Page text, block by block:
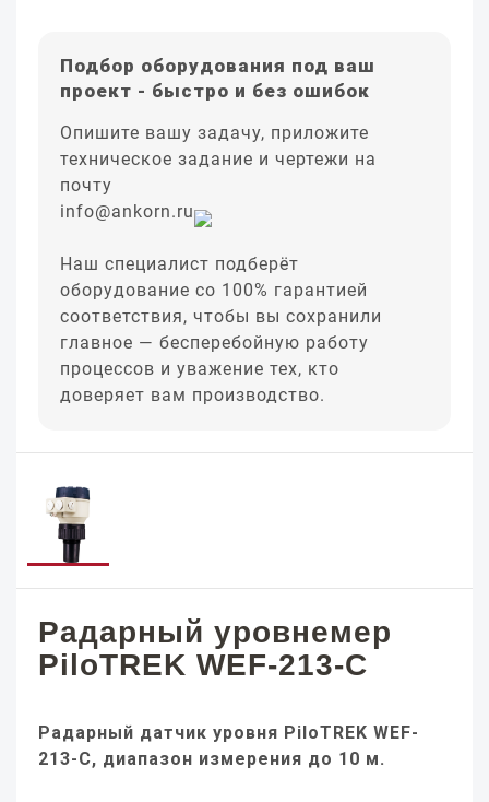
Подбор оборудования под ваш
проект - быстро и без ошибок
Опишите вашу задачу, приложите
техническое задание и чертежи на
почту
info@ankorn.ru
Наш специалист подберёт
оборудование со 100% гарантией
соответствия, чтобы вы сохранили
главное — бесперебойную работу
процессов и уважение тех, кто
доверяет вам производство.
Радарный уровнемер
PiloTREK WEF-213-C
Радарный датчик уровня PiloTREK WEF-
213-C, диапазон измерения до 10 м.